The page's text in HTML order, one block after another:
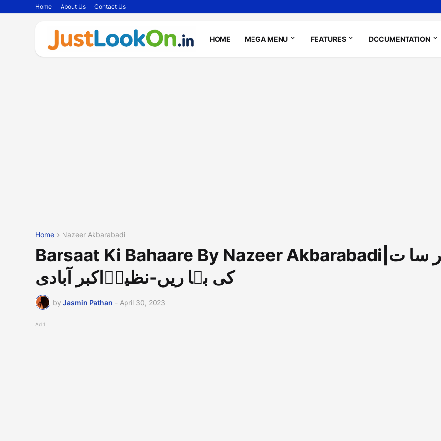
Home About Us Contact Us
HOME MEGA MENU FEATURES DOCUMENTATION
Home Nazeer Akbarabadi
Barsaat Ki Bahaare By Nazeer Akbarabadi|بر سا ت
کی بہا ریں-نظیرؔاکبر آبادی
by Jasmin Pathan - April 30, 2023
Ad 1